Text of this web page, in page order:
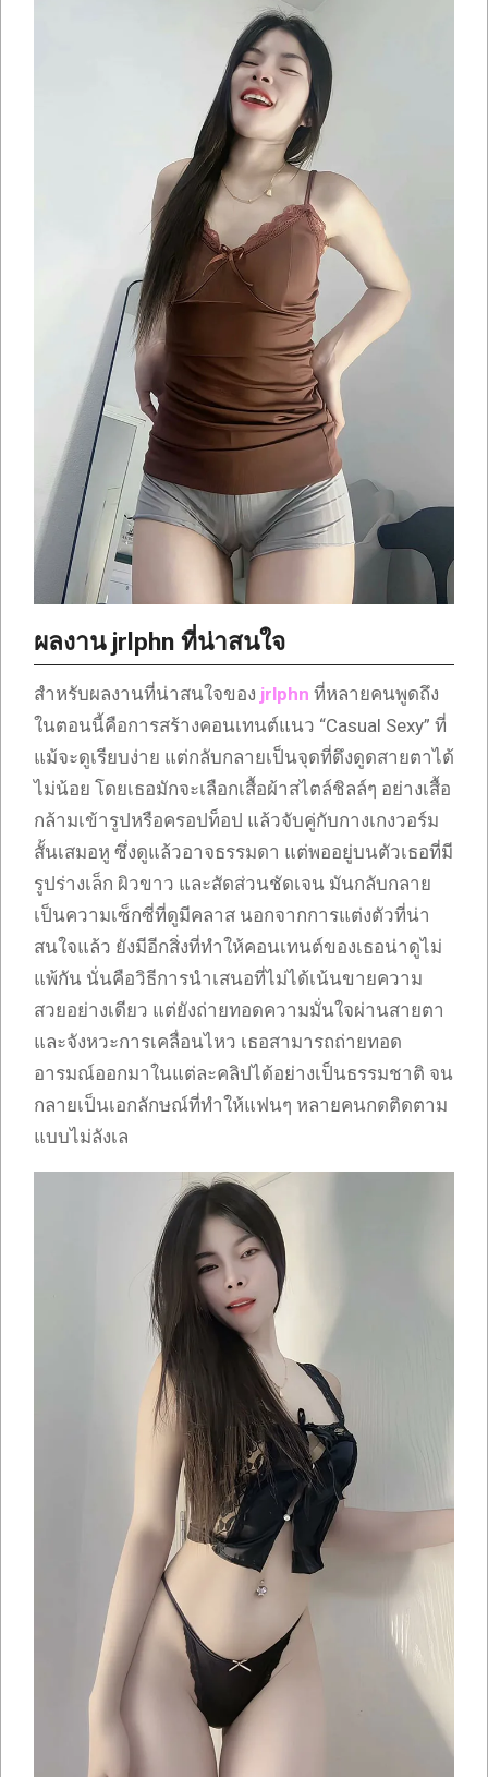
ผลงาน jrlphn ที่น่าสนใจ
สำหรับผลงานที่น่าสนใจของ jrlphn ที่หลายคนพูดถึง
ในตอนนี้คือการสร้างคอนเทนต์แนว “Casual Sexy” ที่
แม้จะดูเรียบง่าย แต่กลับกลายเป็นจุดที่ดึงดูดสายตาได้
ไม่น้อย โดยเธอมักจะเลือกเสื้อผ้าสไตล์ชิลล์ๆ อย่างเสื้อ
กล้ามเข้ารูปหรือครอปท็อป แล้วจับคู่กับกางเกงวอร์ม
สั้นเสมอหู ซึ่งดูแล้วอาจธรรมดา แต่พออยู่บนตัวเธอที่มี
รูปร่างเล็ก ผิวขาว และสัดส่วนชัดเจน มันกลับกลาย
เป็นความเซ็กซี่ที่ดูมีคลาส นอกจากการแต่งตัวที่น่า
สนใจแล้ว ยังมีอีกสิ่งที่ทำให้คอนเทนต์ของเธอน่าดูไม่
แพ้กัน นั่นคือวิธีการนำเสนอที่ไม่ได้เน้นขายความ
สวยอย่างเดียว แต่ยังถ่ายทอดความมั่นใจผ่านสายตา
และจังหวะการเคลื่อนไหว เธอสามารถถ่ายทอด
อารมณ์ออกมาในแต่ละคลิปได้อย่างเป็นธรรมชาติ จน
กลายเป็นเอกลักษณ์ที่ทำให้แฟนๆ หลายคนกดติดตาม
แบบไม่ลังเล